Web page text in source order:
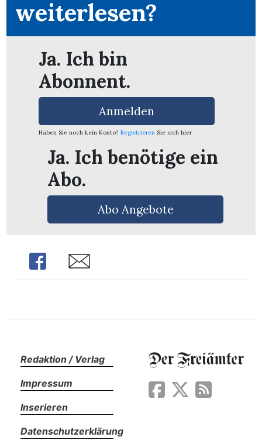
weiterlesen?
Ja. Ich bin
Abonnent.
Anmelden
Haben Sie noch kein Konto? Registrieren Sie sich hier
Ja. Ich benötige ein
Abo.
Abo Angebote
Share Share
Redaktion / Verlag
Impressum
Inserieren
Datenschutzerklärung